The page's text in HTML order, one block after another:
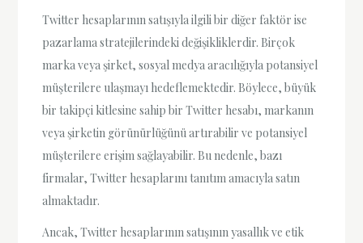
Twitter hesaplarının satışıyla ilgili bir diğer faktör ise
pazarlama stratejilerindeki değişikliklerdir. Birçok
marka veya şirket, sosyal medya aracılığıyla potansiyel
müşterilere ulaşmayı hedeflemektedir. Böylece, büyük
bir takipçi kitlesine sahip bir Twitter hesabı, markanın
veya şirketin görünürlüğünü artırabilir ve potansiyel
müşterilere erişim sağlayabilir. Bu nedenle, bazı
firmalar, Twitter hesaplarını tanıtım amacıyla satın
almaktadır.
Ancak, Twitter hesaplarının satışının yasallık ve etik